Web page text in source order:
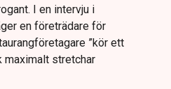
I en intervju i
en företrädare för
”kör ett
maximalt stretchar